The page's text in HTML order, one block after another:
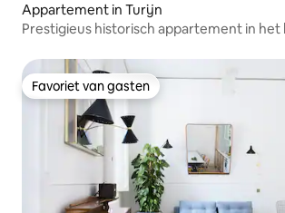
Appartement in Turijn
Prestigieus historisch appartement in het
Favoriet van gasten
Favoriet van gasten